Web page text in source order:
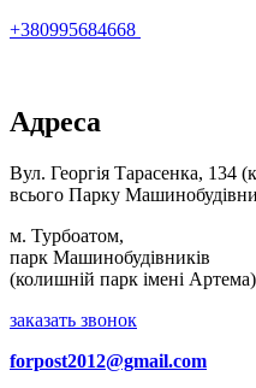
+380995684668
Адреса
Вул. Георгія Тарасенка, 134
всього Парку
м. Турбоатом,
парк Машинобудівників
(колишній парк імені Артема)
заказать звонок
forpost2012@gmail.com